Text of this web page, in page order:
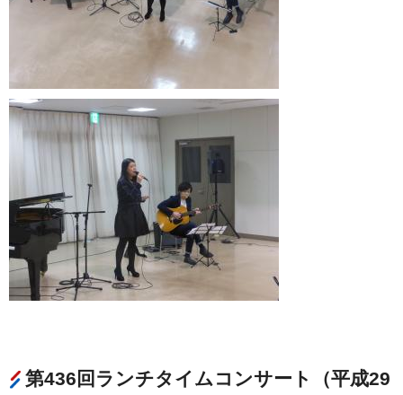
第436回ランチタイムコンサート（平成29